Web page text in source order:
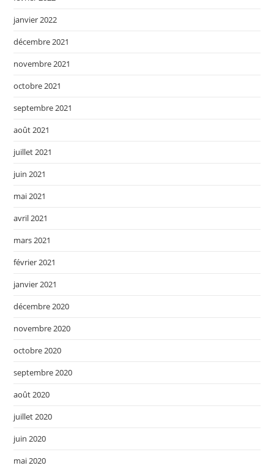
janvier 2022
décembre 2021
novembre 2021
octobre 2021
septembre 2021
août 2021
juillet 2021
juin 2021
mai 2021
avril 2021
mars 2021
février 2021
janvier 2021
décembre 2020
novembre 2020
octobre 2020
septembre 2020
août 2020
juillet 2020
juin 2020
mai 2020